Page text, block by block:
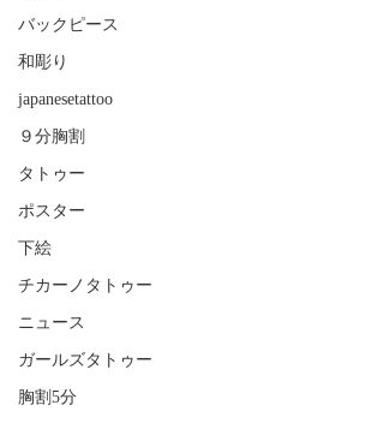
バックピース
和彫り
japanesetattoo
９分胸割
タトゥー
ポスター
下絵
チカーノタトゥー
ニュース
ガールズタトゥー
胸割5分